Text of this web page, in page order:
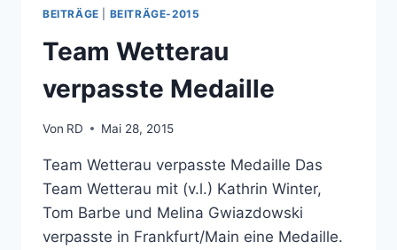
BEITRÄGE BEITRÄGE-2015
Team Wetterau
verpasste Medaille
Von RD Mai 28, 2015
Team Wetterau verpasste Medaille Das
Team Wetterau mit (v.l.) Kathrin Winter,
Tom Barbe und Melina Gwiazdowski
verpasste in Frankfurt/Main eine Medaille.